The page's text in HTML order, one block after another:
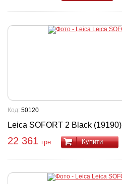
Leica SOFORT 2 Black (19190)
Код: 50120
22 361 грн Купити